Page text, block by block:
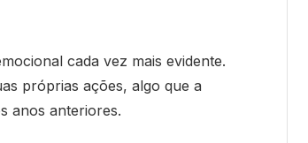
cada vez mais evidente.
próprias ações, algo que a
anos anteriores.